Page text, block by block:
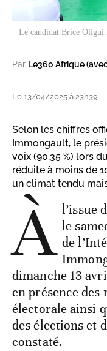
Le candidat Brice Oligui
Par Le360 Afrique
Le 13/04/2025 à 23h39
Selon les chiffres
Immongault, le
voix (90,35 %) lors
réduite à moins de
un climat tendu
À l’issue
le
de
dimanche 13
en présence
électorale ainsi
des élections et
constaté.